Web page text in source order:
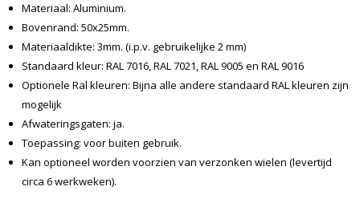
Materiaal: Aluminium.
Bovenrand: 50x25mm.
Materiaaldikte: 3mm. (i.p.v. gebruikelijke 2 mm)
Standaard kleur: RAL 7016, RAL 7021, RAL 9005 en RAL 9016
Optionele Ral kleuren: Bijna alle andere standaard RAL kleuren zijn
mogelijk
Afwateringsgaten: ja.
Toepassing: voor buiten gebruik.
Kan optioneel worden voorzien van verzonken wielen (levertijd
circa 6 werkweken).